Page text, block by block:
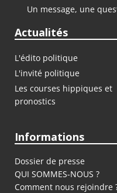
Un message, une
Actualités
L'édito politique
L'invité politique
Les courses hippiques et
pronostics
Informations
Dossier de presse
QUI SOMMES-NOUS ?
Comment nous rejoindre